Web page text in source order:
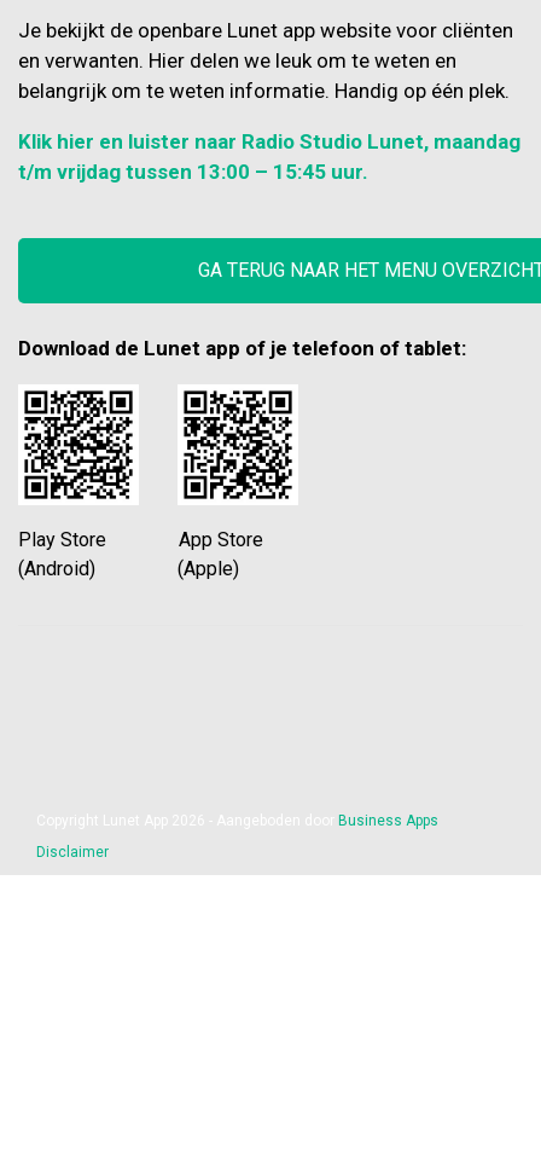
Je bekijkt de openbare Lunet app website voor cliënten
en verwanten. Hier delen we leuk om te weten en
belangrijk om te weten informatie. Handig op één plek.
Klik hier en luister naar Radio Studio Lunet, maandag
t/m vrijdag tussen 13:00 – 15:45 uur.
GA TERUG NAAR HET MENU
Download de Lunet app of je telefoon of tablet:
Play Store App Store
(Android) (Apple)
Business Apps
Disclaimer